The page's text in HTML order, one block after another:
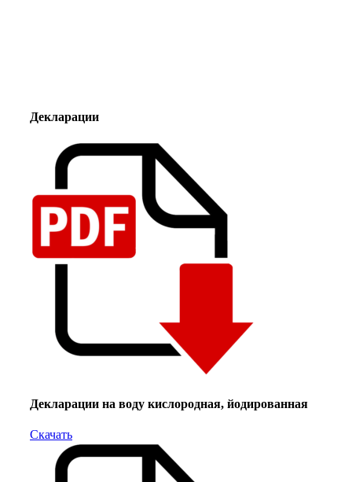
Декларации
Декларации на воду кислородная, йодированная
Скачать